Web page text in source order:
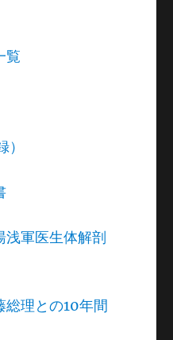
覧
軍医生体解剖
理との10年間